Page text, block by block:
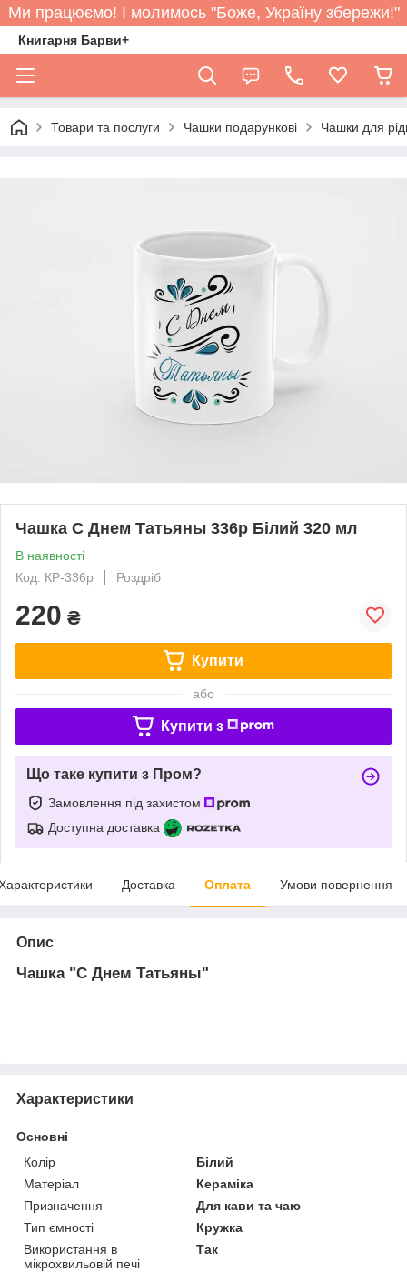
Ми працюємо! І молимось "Боже, Україну збережи!"
Книгарня Барви+
Товари та послуги Чашки подарункові Чашки для
Чашка С Днем Татьяны 336р Білий 320 мл
В наявності
Код: КР-336р
Роздріб
220 ₴
Купити
або
Купити з
Що таке купити з Пром?
Замовлення під захистом
Доступна доставка
Доставка Оплата Умови повернення
Опис
Чашка "С Днем Татьяны"
Характеристики
Основні
Колір
Білий
Матеріал
Кераміка
Призначення
Для кави та чаю
Тип ємності
Кружка
Використання в
мікрохвильовій печі
Так